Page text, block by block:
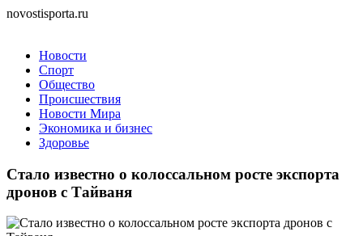
novostisporta.ru
Новости
Спорт
Общество
Происшествия
Новости Мира
Экономика и бизнес
Здоровье
Стало известно о колоссальном росте экспорта
дронов с Тайваня